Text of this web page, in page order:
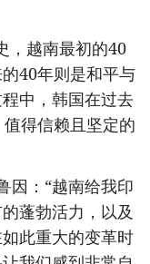
，越南最初的40
40年则是和平与
中，韩国在过去
得信赖且坚定的
因：“越南给我印
蓬勃活力，以及
此重大的变革时